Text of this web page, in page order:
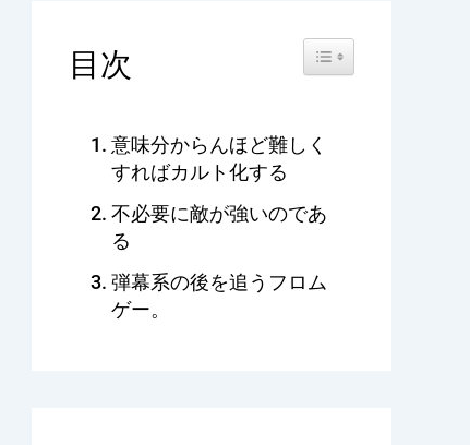
目次 Toggle Table of Content
意味分からんほど難しく
すればカルト化する
不必要に敵が強いのであ
る
弾幕系の後を追うフロム
ゲー。